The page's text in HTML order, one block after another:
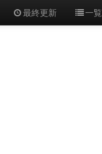
最終更新 一覧